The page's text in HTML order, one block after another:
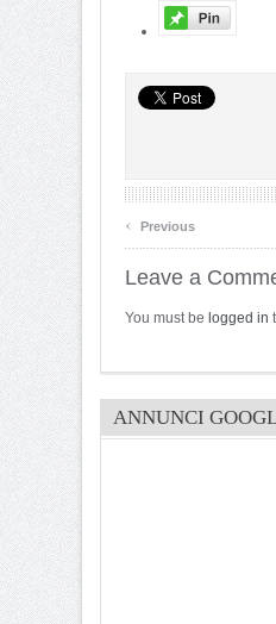
‹ Previous
Leave a
You must be logged in
ANNUNCI